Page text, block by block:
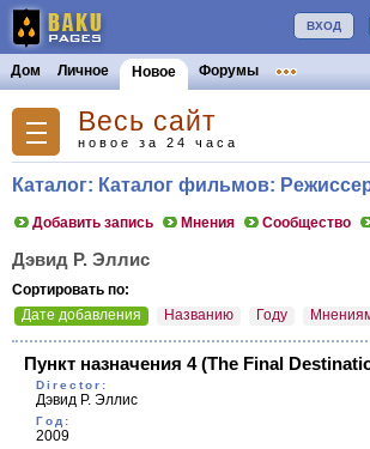
ВХОД
Дом Личное Новое Форумы
Весь сайт
новое за 24 часа
Каталог: Каталог фильмов:
Добавить запись Мнения Сообщество
Дэвид Р. Эллис
Сортировать по:
Дате добавления
Названию Году
Пункт назначения 4(The Final
Director:
Дэвид Р. Эллис
Год:
2009